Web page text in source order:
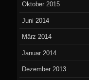
Oktober 2015
Juni 2014
März 2014
Januar 2014
Dezember 2013